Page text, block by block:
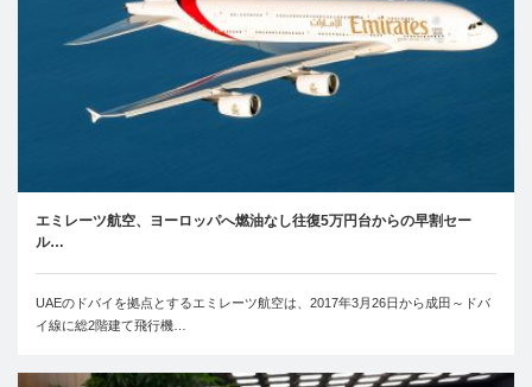
エミレーツ航空、ヨーロッパへ燃油なし往復5万円台からの早割セー
ル…
UAEのドバイを拠点とするエミレーツ航空は、2017年3月26日から成田～ドバ
イ線に総2階建て飛行機…